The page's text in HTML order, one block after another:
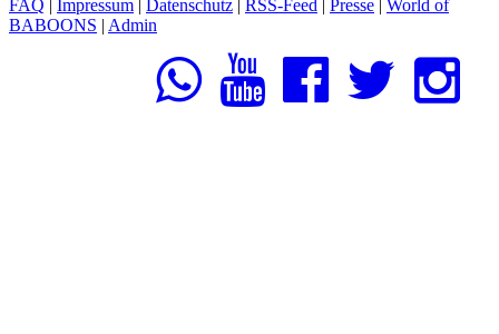
FAQ | Impressum | Datenschutz | RSS-Feed | Presse | World of
BABOONS | Admin